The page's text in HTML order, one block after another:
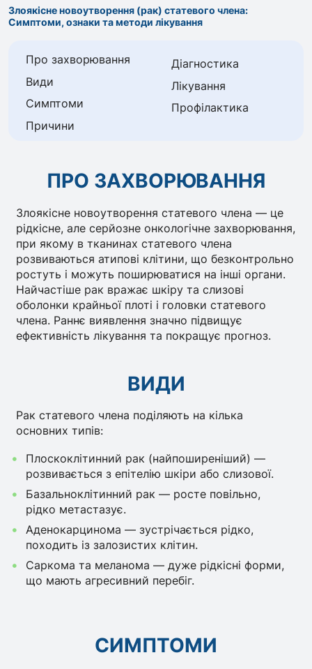
Злоякісне новоутворення (рак) статевого члена:
Симптоми, ознаки та методи лікування
Про захворювання
Види
Симптоми
Причини
Діагностика
Лікування
Профілактика
ПРО ЗАХВОРЮВАННЯ
Злоякісне новоутворення статевого члена — це
рідкісне, але серйозне онкологічне захворювання,
при якому в тканинах статевого члена
розвиваються атипові клітини, що безконтрольно
ростуть і можуть поширюватися на інші органи.
Найчастіше рак вражає шкіру та слизові
оболонки крайньої плоті і головки статевого
члена. Раннє виявлення значно підвищує
ефективність лікування та покращує прогноз.
ВИДИ
Рак статевого члена поділяють на кілька
основних типів:
Плоскоклітинний рак (найпоширеніший) —
розвивається з епітелію шкіри або слизової.
Базальноклітинний рак — росте повільно,
рідко метастазує.
Аденокарцинома — зустрічається рідко,
походить із залозистих клітин.
Саркома та меланома — дуже рідкісні форми,
що мають агресивний перебіг.
СИМПТОМИ